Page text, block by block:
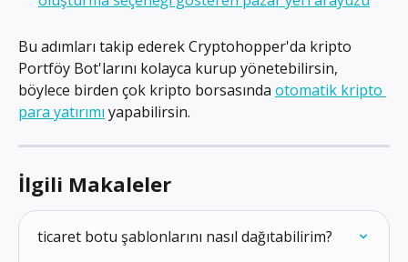
Bu adımları takip ederek Cryptohopper'da kripto
Portföy Bot'larını kolayca kurup yönetebilirsin,
böylece birden çok kripto borsasında otomatik kripto
para yatırımı yapabilirsin.
İlgili Makaleler
ticaret botu şablonlarını nasıl dağıtabilirim?